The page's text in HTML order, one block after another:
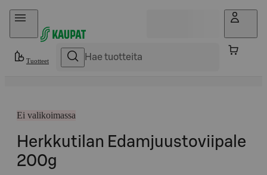
Hyppää sisältöön
Tuotteet
Ei valikoimassa
Herkkutilan Edamjuustoviipale
200g